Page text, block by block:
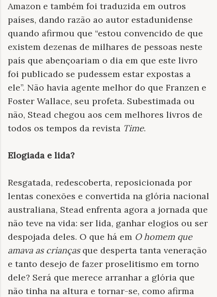
Amazon e também foi traduzida em outros
países, dando razão ao autor estadunidense
quando afirmou que “estou convencido de que
existem dezenas de milhares de pessoas neste
país que abençoariam o dia em que este livro
foi publicado se pudessem estar expostas a
ele”. Não havia agente melhor do que Franzen e
Foster Wallace, seu profeta. Subestimada ou
não, Stead chegou aos cem melhores livros de
todos os tempos da revista Time.
Elogiada e lida?
Resgatada, redescoberta, reposicionada por
lentas conexões e convertida na glória nacional
australiana, Stead enfrenta agora a jornada que
não teve na vida: ser lida, ganhar elogios ou ser
despojada deles. O que há em O homem que
amava as criançasque desperta tanta veneração
e tanto desejo de fazer proselitismo em torno
dele? Será que merece arranhar a glória que
não tinha na altura e tornar-se, como afirma